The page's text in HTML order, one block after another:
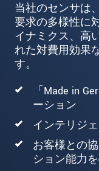
当社のセンサは
要求の多様性に
イナミクス、高
れた対費用効果
す。
「Made in
ーション
インテリジ
お客様との
ション能力